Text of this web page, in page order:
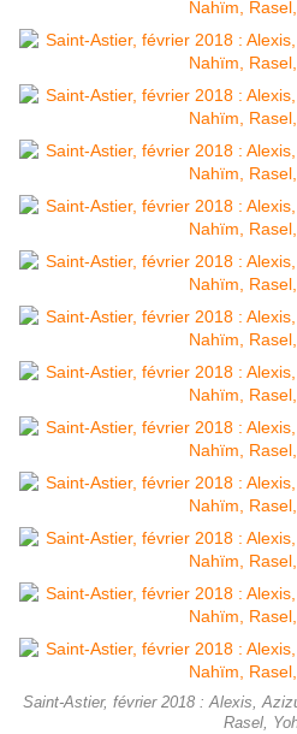
Saint-Astier, février 2018 : Alexis,
Rasel,